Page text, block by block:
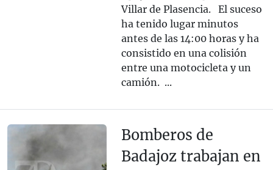
Villar de Plasencia. El suceso
ha tenido lugar minutos
antes de las 14:00 horas y ha
consistido en una colisión
entre una motocicleta y un
camión. ...
Bomberos de
Badajoz trabajan en